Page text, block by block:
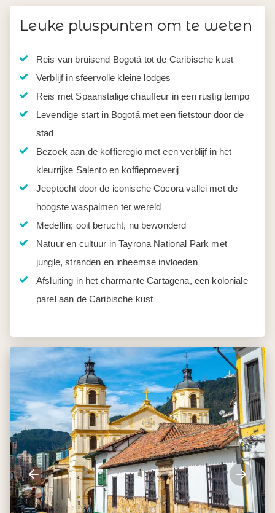
Leuke pluspunten om te weten
Reis van bruisend Bogotá tot de Caribische kust
Verblijf in sfeervolle kleine lodges
Reis met Spaanstalige chauffeur in een rustig tempo
Levendige start in Bogotá met een fietstour door de
stad
Bezoek aan de koffieregio met een verblijf in het
kleurrijke Salento en koffieproeverij
Jeeptocht door de iconische Cocora vallei met de
hoogste waspalmen ter wereld
Medellín; ooit berucht, nu bewonderd
Natuur en cultuur in Tayrona National Park met
jungle, stranden en inheemse invloeden
Afsluiting in het charmante Cartagena, een koloniale
parel aan de Caribische kust